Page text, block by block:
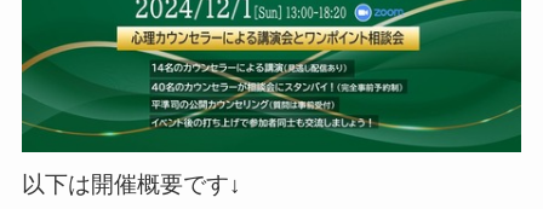
以下は開催概要です↓